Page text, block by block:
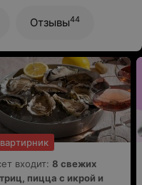
и пошли
Отзывы44
входит: 8 свежих
пицца с икрой и